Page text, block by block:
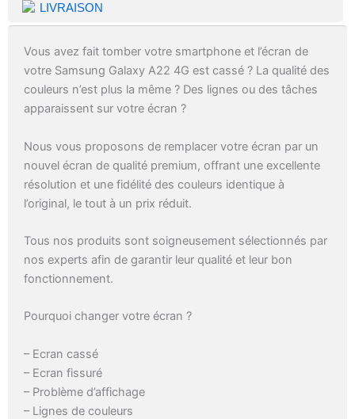
LIVRAISON
Vous avez fait tomber votre smartphone et l’écran de
votre Samsung Galaxy A22 4G est cassé ? La qualité des
couleurs n’est plus la même ? Des lignes ou des tâches
apparaissent sur votre écran ?
Nous vous proposons de remplacer votre écran par un
nouvel écran de qualité premium, offrant une excellente
résolution et une fidélité des couleurs identique à
l’original, le tout à un prix réduit.
Tous nos produits sont soigneusement sélectionnés par
nos experts afin de garantir leur qualité et leur bon
fonctionnement.
Pourquoi changer votre écran ?
– Ecran cassé
– Ecran fissuré
– Problème d’affichage
– Lignes de couleurs